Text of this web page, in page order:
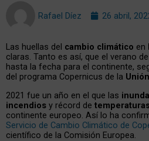
Rafael Díez 26 abril,
Las huellas del cambio climático en
claras. Tanto es así, que el verano
hasta la fecha para el continente,
del programa Copernicus de la
2021 fue un año en el que las
incendios y récord de
continente europeo. Así lo ha
Servicio de Cambio Climático de
científico de la Comisión Europea.